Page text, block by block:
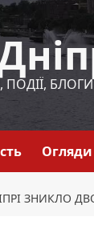
БЛОГИ
Огляди
ЗНИКЛО